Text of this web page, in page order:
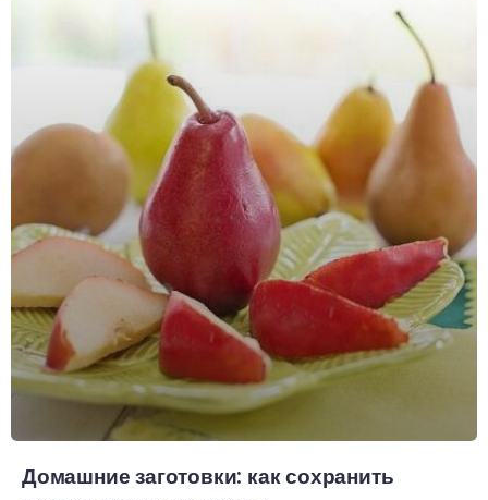
Домашние заготовки: как сохранить